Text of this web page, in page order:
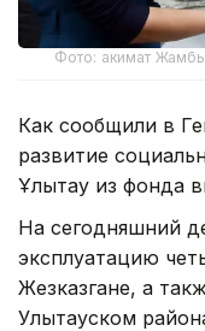
Фото: акимат
Как сообщили в
развитие
Ұлытау из фонда
На сегодняшний
эксплуатацию
Жезказгане, а
Улытауском